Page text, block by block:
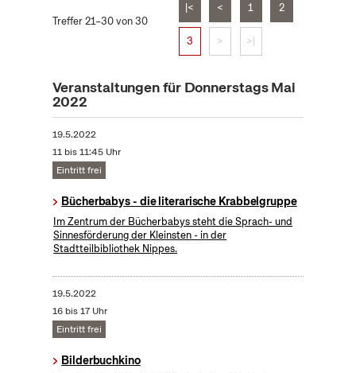
Treffer 21–30 von 30
|< < 1 2
3 > >|
Veranstaltungen für Donnerstags Mai
2022
19.5.2022
11 bis 11:45 Uhr
Eintritt frei
Bücherbabys - die literarische Krabbelgruppe
Im Zentrum der Bücherbabys steht die Sprach- und
Sinnesförderung der Kleinsten - in der
Stadtteilbibliothek Nippes.
19.5.2022
16 bis 17 Uhr
Eintritt frei
Bilderbuchkino